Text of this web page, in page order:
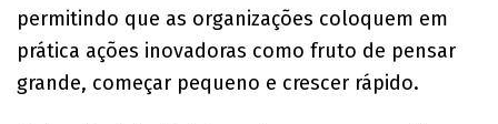
permitindo que as organizações coloquem em
prática ações inovadoras como fruto de pensar
grande, começar pequeno e crescer rápido.